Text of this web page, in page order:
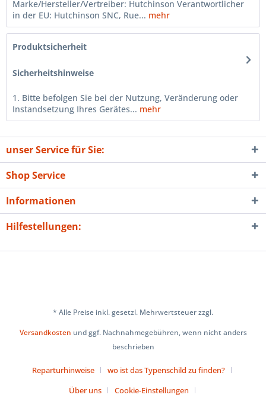
Marke/Hersteller/Vertreiber: Hutchinson Verantwortlicher
in der EU: Hutchinson SNC, Rue... mehr
Produktsicherheit
Sicherheitshinweise
1. Bitte befolgen Sie bei der Nutzung, Veränderung oder
Instandsetzung Ihres Gerätes... mehr
unser Service für Sie:
Shop Service
Informationen
Hilfestellungen:
* Alle Preise inkl. gesetzl. Mehrwertsteuer zzgl.
Versandkosten und ggf. Nachnahmegebühren, wenn nicht anders
beschrieben
Reparturhinweise
wo ist das Typenschild zu finden?
Über uns
Cookie-Einstellungen